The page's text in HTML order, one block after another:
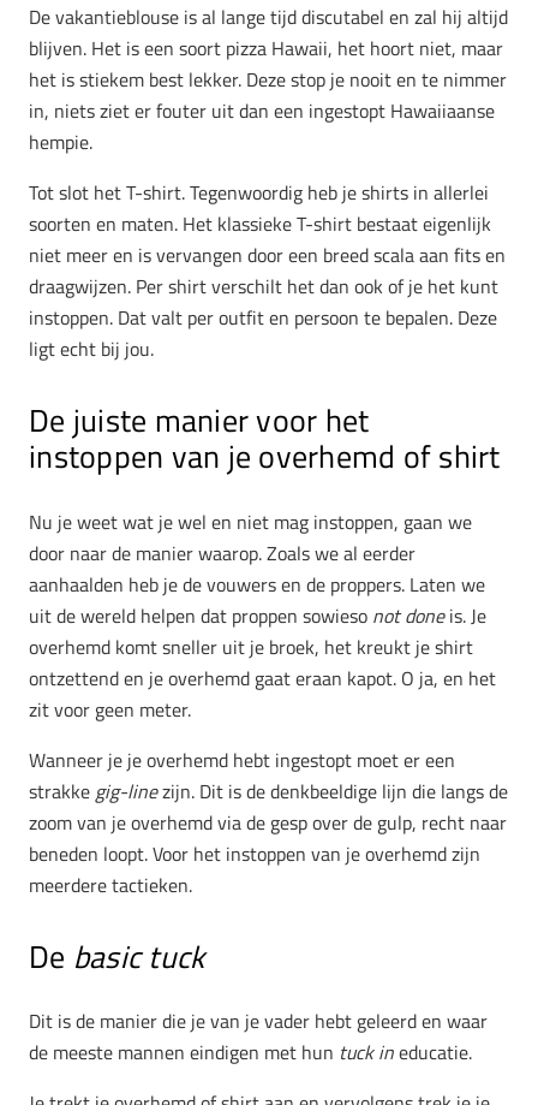
De vakantieblouse is al lange tijd discutabel en zal hij altijd
blijven. Het is een soort pizza Hawaii, het hoort niet, maar
het is stiekem best lekker. Deze stop je nooit en te nimmer
in, niets ziet er fouter uit dan een ingestopt Hawaiiaanse
hempie.
Tot slot het T-shirt. Tegenwoordig heb je shirts in allerlei
soorten en maten. Het klassieke T-shirt bestaat eigenlijk
niet meer en is vervangen door een breed scala aan fits en
draagwijzen. Per shirt verschilt het dan ook of je het kunt
instoppen. Dat valt per outfit en persoon te bepalen. Deze
ligt echt bij jou.
De juiste manier voor het
instoppen van je overhemd of shirt
Nu je weet wat je wel en niet mag instoppen, gaan we
door naar de manier waarop. Zoals we al eerder
aanhaalden heb je de vouwers en de proppers. Laten we
uit de wereld helpen dat proppen sowieso not doneis. Je
overhemd komt sneller uit je broek, het kreukt je shirt
ontzettend en je overhemd gaat eraan kapot. O ja, en het
zit voor geen meter.
Wanneer je je overhemd hebt ingestopt moet er een
strakke gig-linezijn. Dit is de denkbeeldige lijn die langs de
zoom van je overhemd via de gesp over de gulp, recht naar
beneden loopt. Voor het instoppen van je overhemd zijn
meerdere tactieken.
De basic tuck
Dit is de manier die je van je vader hebt geleerd en waar
de meeste mannen eindigen met hun tuck ineducatie.